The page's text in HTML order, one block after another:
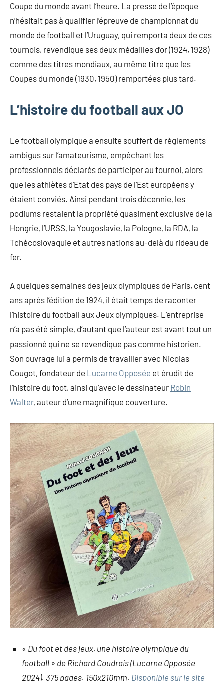
Coupe du monde avant l’heure. La presse de l’époque
n’hésitait pas à qualifier l’épreuve de championnat du
monde de football et l’Uruguay, qui remporta deux de ces
tournois, revendique ses deux médailles d’or (1924, 1928)
comme des titres mondiaux, au même titre que les
Coupes du monde (1930, 1950) remportées plus tard.
L’histoire du football aux JO
Le football olympique a ensuite souffert de règlements
ambigus sur l’amateurisme, empêchant les
professionnels déclarés de participer au tournoi, alors
que les athlètes d’Etat des pays de l’Est européens y
étaient conviés. Ainsi pendant trois décennie, les
podiums restaient la propriété quasiment exclusive de la
Hongrie, l’URSS, la Yougoslavie, la Pologne, la RDA, la
Tchécoslovaquie et autres nations au-delà du rideau de
fer.
A quelques semaines des jeux olympiques de Paris, cent
ans après l’édition de 1924, il était temps de raconter
l’histoire du football aux Jeux olympiques. L’entreprise
n’a pas été simple, d’autant que l’auteur est avant tout un
passionné qui ne se revendique pas comme historien.
Son ouvrage lui a permis de travailler avec Nicolas
Cougot, fondateur de Lucarne Opposée et érudit de
l’histoire du foot, ainsi qu’avec le dessinateur Robin
Walter, auteur d’une magnifique couverture.
« Du foot et des jeux, une histoire olympique du
football » de Richard Coudrais (Lucarne Opposée
2024). 375 pages. 150x210mm. Disponible sur le site